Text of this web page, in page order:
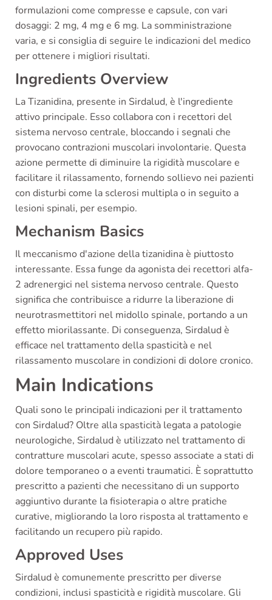
formulazioni come compresse e capsule, con vari
dosaggi: 2 mg, 4 mg e 6 mg. La somministrazione
varia, e si consiglia di seguire le indicazioni del medico
per ottenere i migliori risultati.
Ingredients Overview
La Tizanidina, presente in Sirdalud, è l'ingrediente
attivo principale. Esso collabora con i recettori del
sistema nervoso centrale, bloccando i segnali che
provocano contrazioni muscolari involontarie. Questa
azione permette di diminuire la rigidità muscolare e
facilitare il rilassamento, fornendo sollievo nei pazienti
con disturbi come la sclerosi multipla o in seguito a
lesioni spinali, per esempio.
Mechanism Basics
Il meccanismo d'azione della tizanidina è piuttosto
interessante. Essa funge da agonista dei recettori alfa-
2 adrenergici nel sistema nervoso centrale. Questo
significa che contribuisce a ridurre la liberazione di
neurotrasmettitori nel midollo spinale, portando a un
effetto miorilassante. Di conseguenza, Sirdalud è
efficace nel trattamento della spasticità e nel
rilassamento muscolare in condizioni di dolore cronico.
Main Indications
Quali sono le principali indicazioni per il trattamento
con Sirdalud? Oltre alla spasticità legata a patologie
neurologiche, Sirdalud è utilizzato nel trattamento di
contratture muscolari acute, spesso associate a stati di
dolore temporaneo o a eventi traumatici. È soprattutto
prescritto a pazienti che necessitano di un supporto
aggiuntivo durante la fisioterapia o altre pratiche
curative, migliorando la loro risposta al trattamento e
facilitando un recupero più rapido.
Approved Uses
Sirdalud è comunemente prescritto per diverse
condizioni, inclusi spasticità e rigidità muscolare. Gli